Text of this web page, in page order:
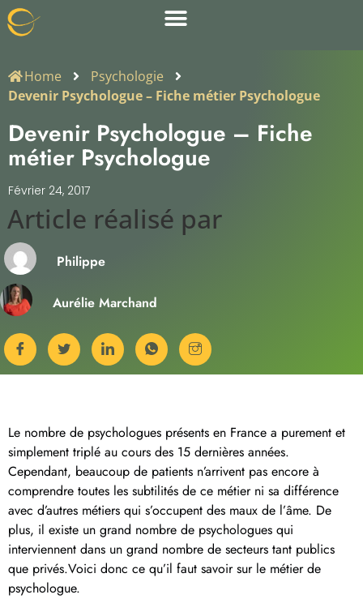
Home
Psychologie
Devenir Psychologue – Fiche métier Psychologue
Devenir Psychologue – Fiche
métier Psychologue
Février 24, 2017
Article réalisé par​
Philippe
Aurélie Marchand
Le nombre de psychologues présents en France a purement et
simplement triplé au cours des 15 dernières années.
Cependant, beaucoup de patients n’arrivent pas encore à
comprendre toutes les subtilités de ce métier ni sa différence
avec d’autres métiers qui s’occupent des maux de l’âme. De
plus, il existe un grand nombre de psychologues qui
interviennent dans un grand nombre de secteurs tant publics
que privés.Voici donc ce qu’il faut savoir sur le métier de
psychologue.